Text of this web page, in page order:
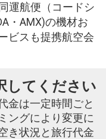
運航便（コードシ
・AMX)の機材お
ビスも提携航空会
してください
金は一定時間ごと
ングにより変更に
き状況と旅行代金